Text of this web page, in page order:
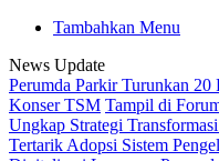
Tambahkan Menu
News Update
Perumda Parkir Turunkan
Konser TSM Tampil di
Ungkap Strategi
Tertarik Adopsi Sistem